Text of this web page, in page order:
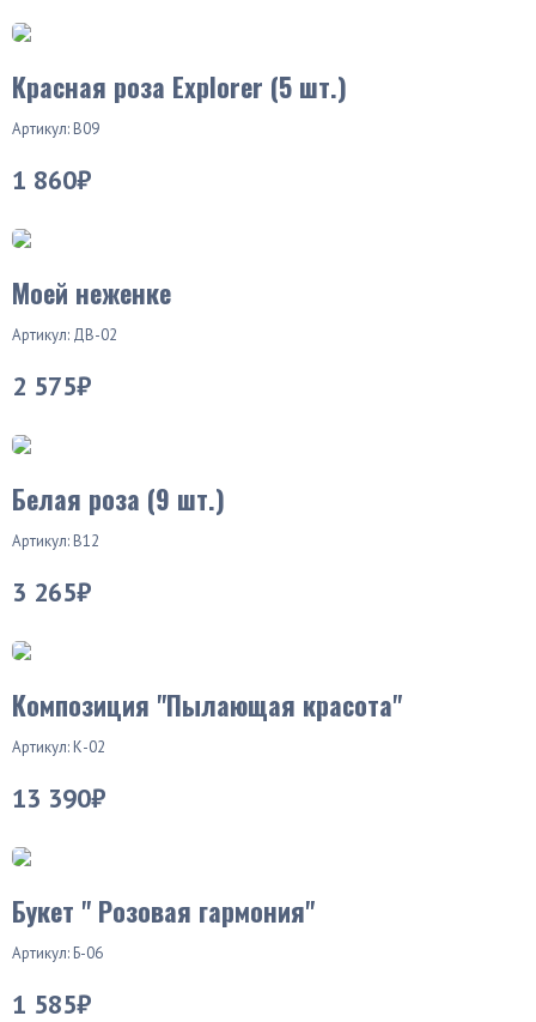
Красная роза Explorer (5 шт.)
Артикул: В09
1 860₽
Моей неженке
Артикул: ДВ-02
2 575₽
Белая роза (9 шт.)
Артикул: В12
3 265₽
Композиция "Пылающая красота"
Артикул: К-02
13 390₽
Букет " Розовая гармония"
Артикул: Б-06
1 585₽